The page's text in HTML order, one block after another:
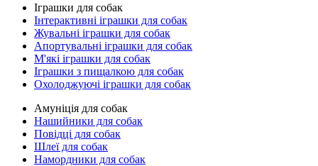
Іграшки для собак
Інтерактивні іграшки для собак
Жувальні іграшки для собак
Апортувальні іграшки для собак
М'які іграшки для собак
Іграшки з пищалкою для собак
Охолоджуючі іграшки для собак
Амуніція для собак
Нашийники для собак
Повідці для собак
Шлеї для собак
Намордники для собак